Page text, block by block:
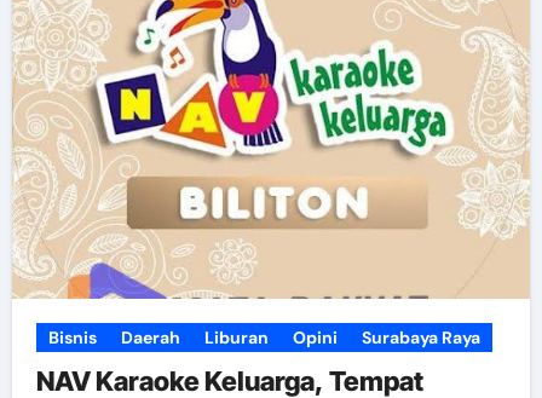
Bisnis Daerah Liburan Opini Surabaya Raya
NAV Karaoke Keluarga, Tempat